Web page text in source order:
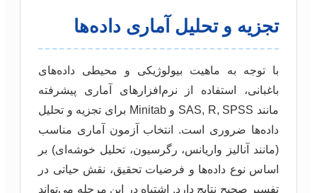
تجزیه و تحلیل آماری داده‌ها
با توجه به ماهیت بیولوژیکی و محیطی داده‌های
باغبانی، استفاده از نرم‌افزارهای آماری پیشرفته
مانند SAS, R, SPSS و Minitab برای تجزیه و تحلیل
داده‌ها ضروری است. انتخاب آزمون آماری مناسب
(مانند آنالیز واریانس، رگرسیون، تحلیل خوشه‌ای) بر
اساس نوع داده‌ها و فرضیات تحقیق، نقش حیاتی در
تفسیر صحیح نتایج دارد. اشتباه در این مرحله می‌تواند